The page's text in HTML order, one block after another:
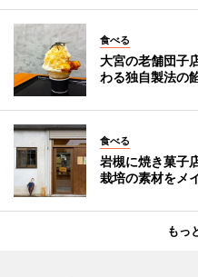
食べる
大宮の老舗団子
わる独自製法の
食べる
岩槻に焼き菓子
栽培の素材をメ
もっ